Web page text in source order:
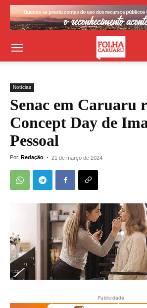
Notícias
Senac em Caruaru
Concept Day de
Pessoal
Por Redação - 21 de março de 2024
Publicidade